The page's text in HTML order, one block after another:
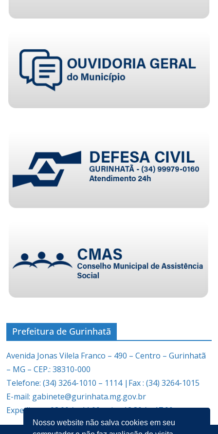
Prefeitura de Gurinhatã
Avenida Jonas Vilela Franco – 490 – Centro – Gurinhatã
– MG – CEP.: 38310-000
Telefone: (34) 3264-1010 – 1114 |Fax : (34) 3264-1015
E-mail: gabinete@gurinhata.mg.gov.br
Expediente: 08:00 às 11:00 e das 12:30 às 17:00
Nosso website não salva cookies em seu